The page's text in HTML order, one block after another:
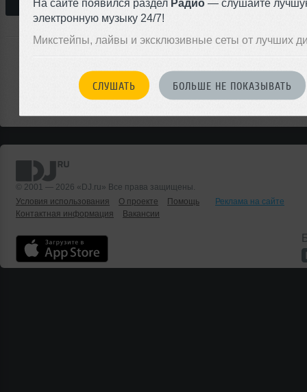
На сайте появился раздел Радио — слушайте
электронную музыку 24/7!
Микстейпы, лайвы и эксклюзивные сеты от лучших
СЛУШАТЬ БОЛЬШЕ НЕ ПОКАЗЫВАТЬ
ближайшем будущем нас не ожидает.
Или мы о чем-то не знаем? ДОБАВИТЬ СОБЫТИЕ
© 2001 — 2026 «DJ.ru» Все права защищены.
Условия использования
О проекте Помощь
Реклама на сайте
Контактная информация
Вакансии